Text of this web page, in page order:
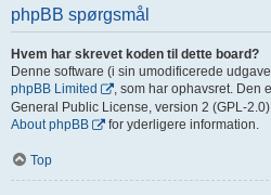
phpBB spørgsmål
Hvem har skrevet koden til dette board?
Denne software (i sin umodificerede
phpBB Limited
, som har ophavsret. Den
General Public License, version 2 (GPL-
About phpBB
for yderligere information.
Top